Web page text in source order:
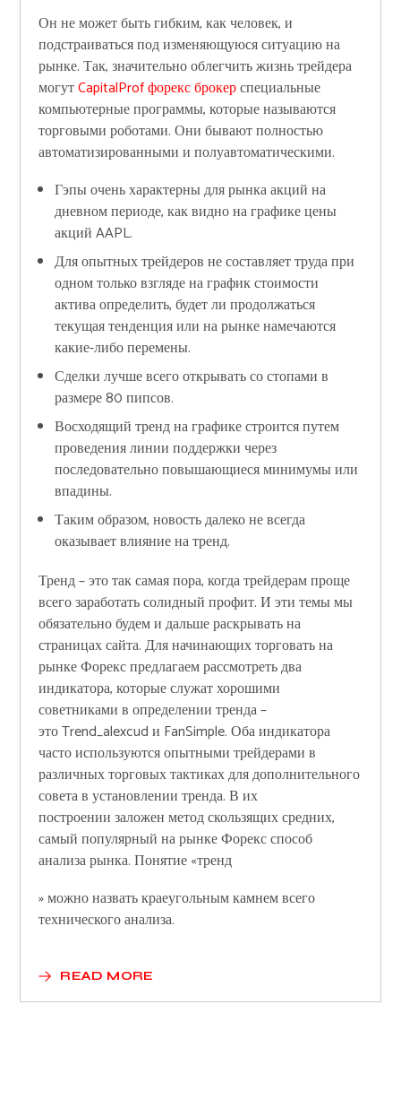
Он не может быть гибким, как человек, и
подстраиваться под изменяющуюся ситуацию на
рынке. Так, значительно облегчить жизнь трейдера
могутCapitalProf форекс брокерспециальные
компьютерные программы, которые называются
торговыми роботами. Они бывают полностью
автоматизированными и полуавтоматическими.
Гэпы очень характерны для рынка акций на
дневном периоде, как видно на графике цены
акций AAPL.
Для опытных трейдеров не составляет труда при
одном только взгляде на график стоимости
актива определить, будет ли продолжаться
текущая тенденция или на рынке намечаются
какие-либо перемены.
Сделки лучше всего открывать со стопами в
размере 80 пипсов.
Восходящий тренд на графике строится путем
проведения линии поддержки через
последовательно повышающиеся минимумы или
впадины.
Таким образом, новость далеко не всегда
оказывает влияние на тренд.
Тренд – это так самая пора, когда трейдерам проще
всего заработать солидный профит. И эти темы мы
обязательно будем и дальше раскрывать на
страницах сайта. Для начинающих торговать на
рынке Форекс предлагаем рассмотреть два
индикатора, которые служат хорошими
советниками в определении тренда –
это Trend_alexcud и FanSimple. Оба индикатора
часто используются опытными трейдерами в
различных торговых тактиках для дополнительного
совета в установлении тренда. В их
построении заложен метод скользящих средних,
самый популярный на рынке Форекс способ
анализа рынка. Понятие «тренд
» можно назвать краеугольным камнем всего
технического анализа.
READ MORE